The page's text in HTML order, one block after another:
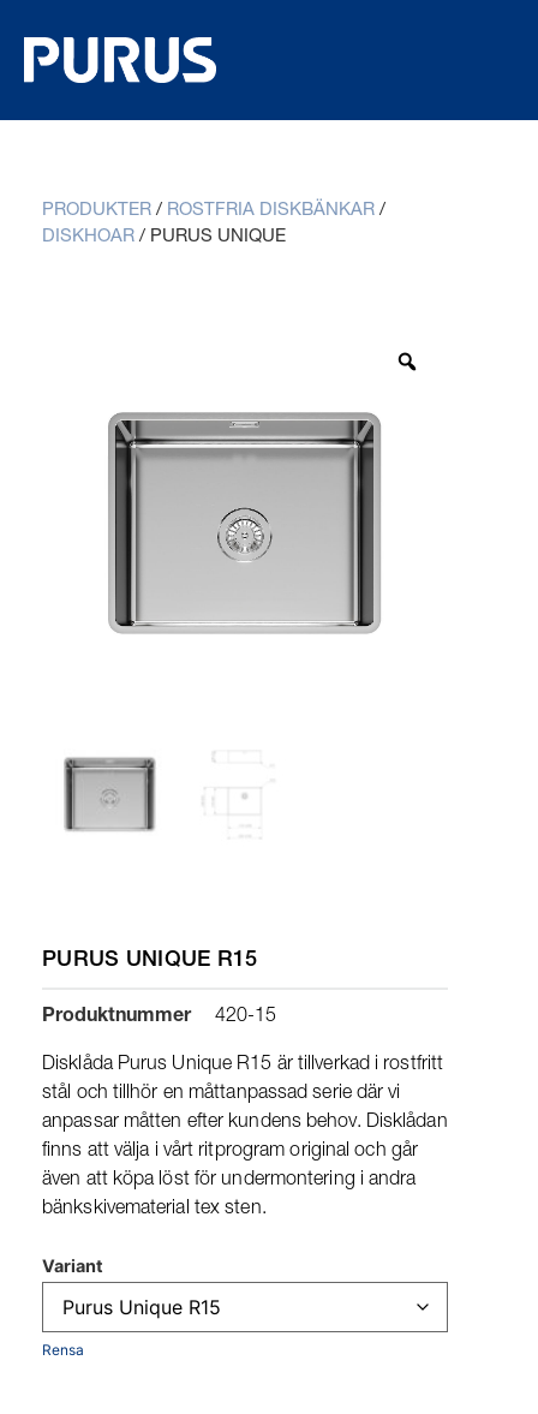
PRODUKTER / ROSTFRIA DISKBÄNKAR /
DISKHOAR / PURUS UNIQUE
PURUS UNIQUE R15
Produktnummer 420-15
Disklåda Purus Unique R15 är tillverkad i rostfritt
stål och tillhör en måttanpassad serie där vi
anpassar måtten efter kundens behov. Disklådan
finns att välja i vårt ritprogram original och går
även att köpa löst för undermontering i andra
bänkskivematerial tex sten.
Variant
Rensa